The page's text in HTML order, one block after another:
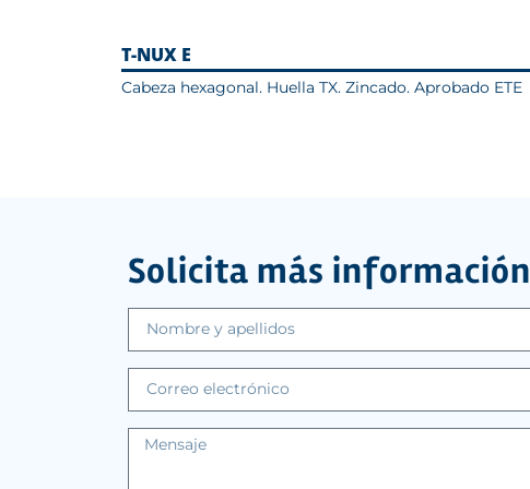
T-NUX E
Cabeza hexagonal. Huella TX. Zincado. Aprobado ETE
Solicita más información